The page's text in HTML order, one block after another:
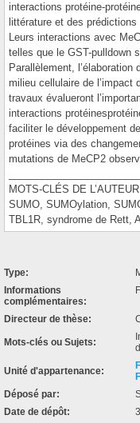
interactions protéine-
littérature et des
Leurs interactions avec
telles que le GST-pulldown
Parallèlement,
milieu cellulaire de
travaux évalueront
interactions
faciliter le développement
protéines via des
mutations de MeCP2
MOTS-CLÉS DE
SUMO, SUMOylation,
TBL1R, syndrome de Rett,
Type:
Informations
complémentaires:
Directeur de thèse:
Mots-clés ou Sujets:
Unité d'appartenance:
Déposé par:
Date de dépôt: